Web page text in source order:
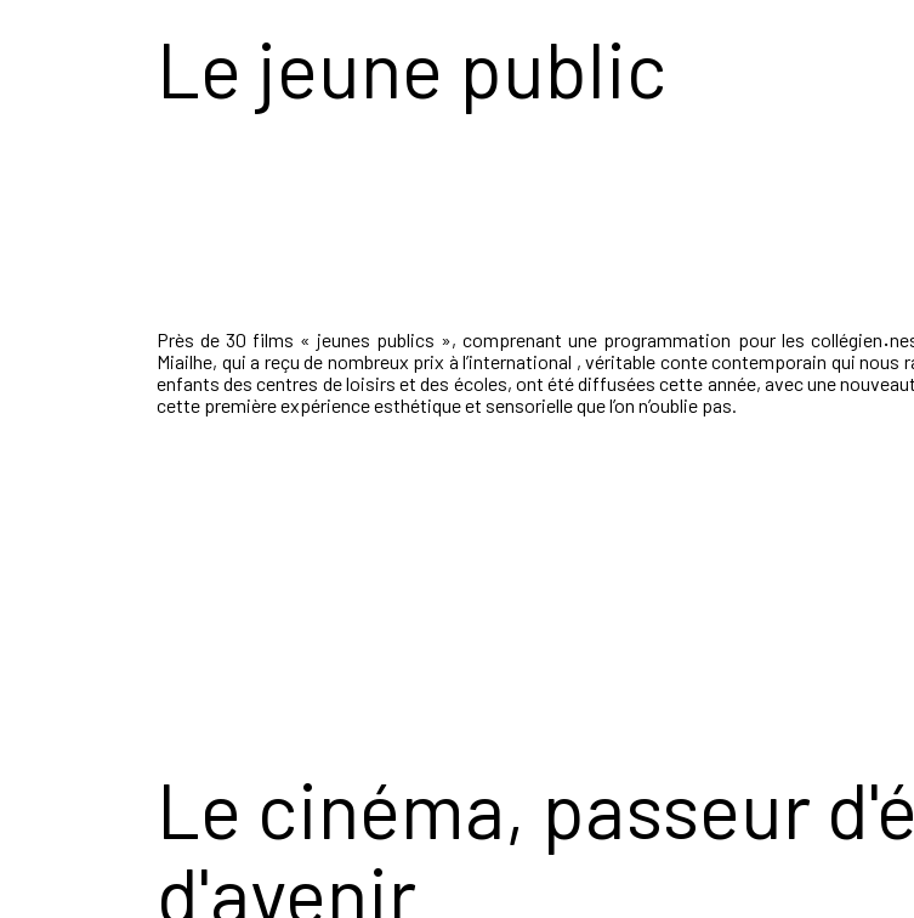
Le jeune public
Près de 30 films « jeunes publics », comprenant une programmation pour les collégien·
Miailhe, qui a reçu de nombreux prix à l’international , véritable conte contemporain qui
enfants des centres de loisirs et des écoles, ont été diffusées cette année, avec une
cette première expérience esthétique et sensorielle que l’on n’oublie pas.
Le cinéma, passeur
d'avenir